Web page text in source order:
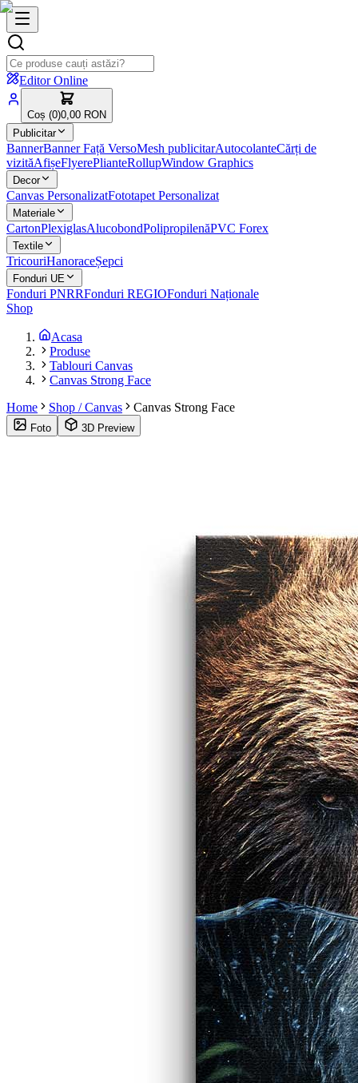
Editor Online
Coș (0)0,00 RON
Publicitar
BannerBanner Față VersoMesh publicitarAutocolanteCărți de
vizităAfișeFlyerePlianteRollupWindow Graphics
Decor
Canvas PersonalizatFototapet Personalizat
Materiale
CartonPlexiglasAlucobondPolipropilenăPVC Forex
Textile
TricouriHanoraceȘepci
Fonduri UE
Fonduri PNRRFonduri REGIOFonduri Naționale
Shop
Acasa
Produse
Tablouri Canvas
Canvas Strong Face
Home
Shop / Canvas Canvas Strong Face
Foto 3D Preview